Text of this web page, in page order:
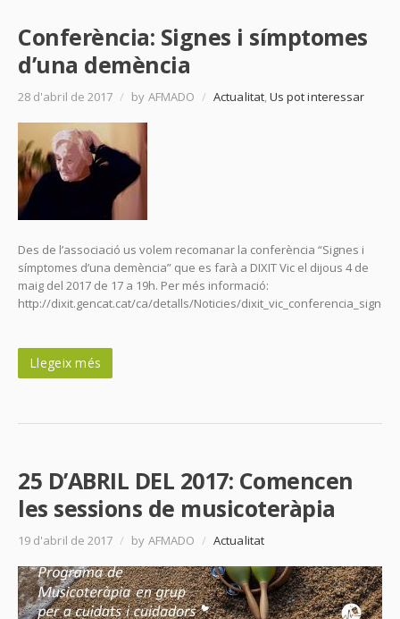
Conferència: Signes i símptomes
d’una demència
28 d'abril de 2017 / by AFMADO / Actualitat,Us pot interessar
Des de l’associació us volem recomanar la conferència “Signes i
símptomes d’una demència” que es farà a DIXIT Vic el dijous 4 de
maig del 2017 de 17 a 19h. Per més informació:
http://dixit.gencat.cat/ca/detalls/Noticies/
Llegeix més
25 D’ABRIL DEL 2017: Comencen
les sessions de musicoteràpia
19 d'abril de 2017 / by AFMADO / Actualitat